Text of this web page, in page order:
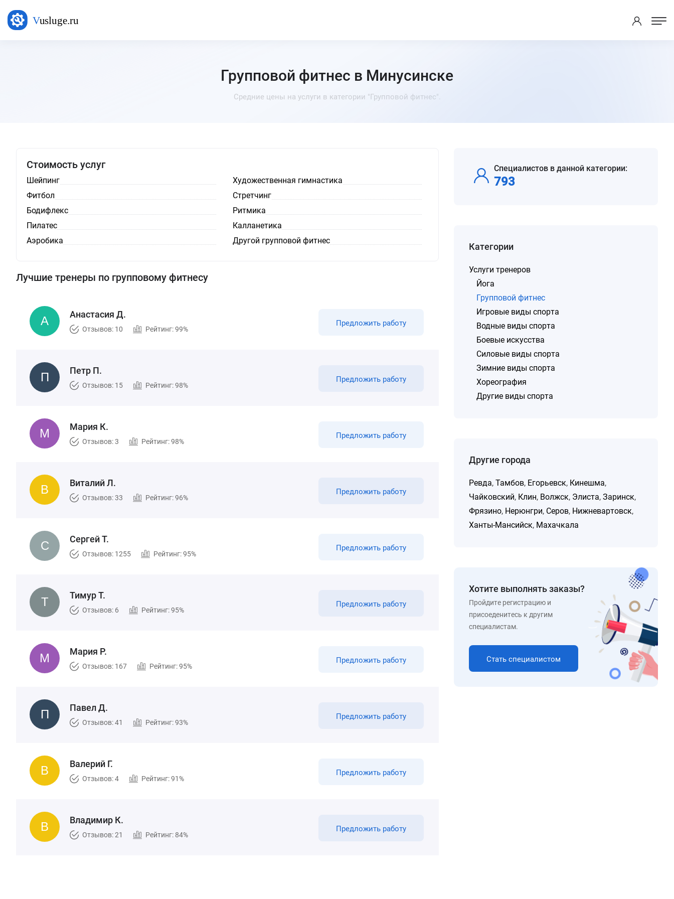
Групповой фитнес в Минусинске
Средние цены на услуги в категории "Групповой фитнес".
Стоимость услуг
Шейпинг
Художественная гимнастика
Фитбол
Стретчинг
Бодифлекс
Ритмика
Пилатес
Калланетика
Аэробика
Другой групповой фитнес
Лучшие тренеры по групповому фитнесу
Анастасия Д.
Отзывов: 10 Рейтинг: 99%
Предложить работу
Петр П.
Отзывов: 15 Рейтинг: 98%
Предложить работу
Мария К.
Отзывов: 3 Рейтинг: 98%
Предложить работу
Виталий Л.
Отзывов: 33 Рейтинг: 96%
Предложить работу
Сергей Т.
Отзывов: 1255 Рейтинг: 95%
Предложить работу
Тимур Т.
Отзывов: 6 Рейтинг: 95%
Предложить работу
Мария Р.
Отзывов: 167 Рейтинг: 95%
Предложить работу
Павел Д.
Отзывов: 41 Рейтинг: 93%
Предложить работу
Валерий Г.
Отзывов: 4 Рейтинг: 91%
Предложить работу
Владимир К.
Отзывов: 21 Рейтинг: 84%
Предложить работу
Специалистов в данной категории:
793
Категории
Услуги тренеров
Йога
Групповой фитнес
Игровые виды спорта
Водные виды спорта
Боевые искусства
Силовые виды спорта
Зимние виды спорта
Хореография
Другие виды спорта
Другие города
Ревда,Тамбов, Егорьевск, Кинешма,
Чайковский, Клин, Волжск, Элиста,Заринск,
Фрязино, Нерюнгри, Серов, Нижневартовск,
Ханты-Мансийск, Махачкала
Хотите выполнять заказы?
Пройдите регистрацию и
присоеденитесь к другим
специалистам.
Стать специалистом